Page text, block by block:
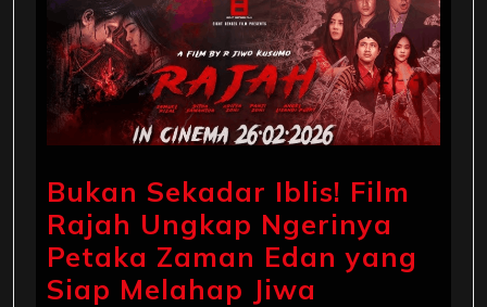
Bukan Sekadar Iblis! Film
Rajah Ungkap Ngerinya
Petaka Zaman Edan yang
Siap Melahap Jiwa